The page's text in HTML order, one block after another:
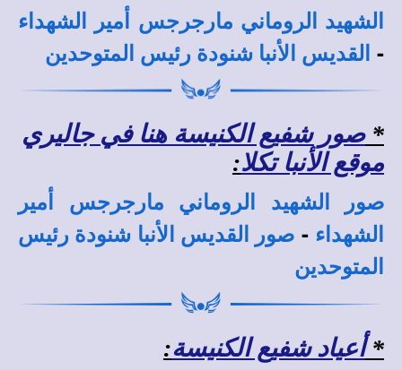
الشهيد الروماني مارجرجس أمير الشهداء
- القديس الأنبا شنودة رئيس المتوحدين
*صور شفيع الكنيسة هنا في جاليري
موقع الأنبا تكلا:
صور الشهيد الروماني مارجرجس أمير
الشهداء - صور القديس الأنبا شنودة رئيس
المتوحدين
*أعياد شفيع الكنيسة: